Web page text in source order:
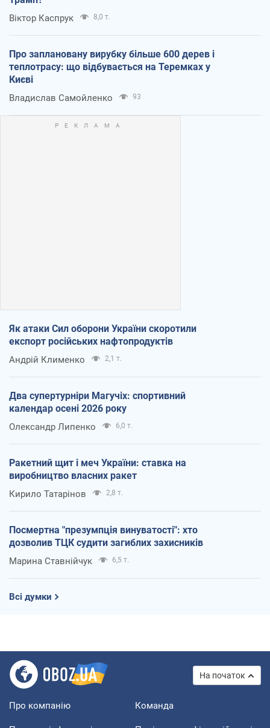
Віктор Каспрук 8,0 т.
Про заплановану вирубку більше 600 дерев і
теплотрасу: що відбувається на Теремках у
Києві
Владислав Самойленко 93
Як атаки Сил оборони України скоротили
експорт російських нафтопродуктів
Андрій Клименко 2,1 т.
Два супертурніри Магучіх: спортивний
календар осені 2026 року
Олександр Липенко 6,0 т.
Ракетний щит і меч України: ставка на
виробництво власних ракет
Кирило Татарінов 2,8 т.
Посмертна "презумпція винуватості": хто
дозволив ТЦК судити загиблих захисників
Марина Ставнійчук 6,5 т.
Всі думки
На початок
Про компанію Команда